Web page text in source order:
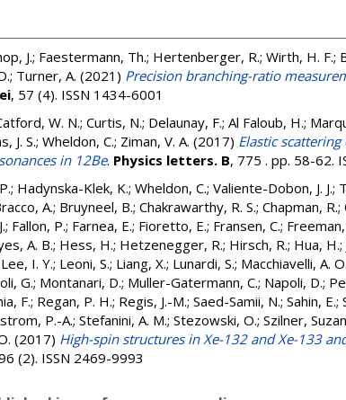
J.; Faestermann, Th.; Hertenberger, R.; Wirth, H. F.;
; Turner, A. (2021) Precision branching-ratio
, 57 (4). ISSN 1434-6001
W. N.; Curtis, N.; Delaunay, F.; Al Faloub, H.;
J. S.; Wheldon, C.; Ziman, V. A. (2017) Elastic
in 12Be. Physics letters. B, 775 . pp. 58-62.
; Hadynska-Klek, K.; Wheldon, C.; Valiente-Dobon, J. J.;
A.; Bruyneel, B.; Chakrawarthy, R. S.; Chapman, R.;
; Fallon, P.; Farnea, E.; Fioretto, E.; Fransen, C.; Freeman,
A. B.; Hess, H.; Hetzenegger, R.; Hirsch, R.; Hua, H.;
Lee, I. Y.; Leoni, S.; Liang, X.; Lunardi, S.; Macchiavelli, A. O.
G.; Montanari, D.; Muller-Gatermann, C.; Napoli, D.;
F.; Regan, P. H.; Regis, J.-M.; Saed-Samii, N.; Sahin, E.;
P.-A.; Stefanini, A. M.; Stezowski, O.; Szilner,
(2017) High-spin structures in Xe-132 and Xe-133
(2). ISSN 2469-9993